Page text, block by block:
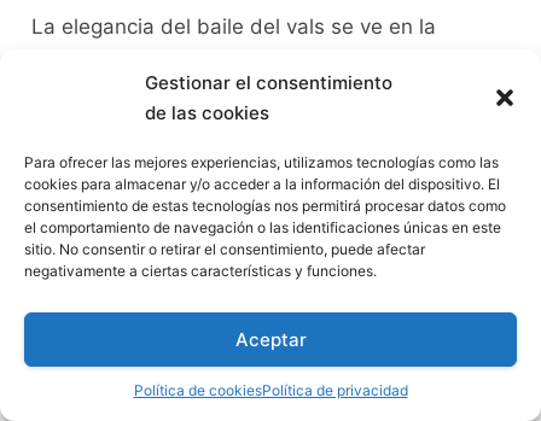
Gestionar el consentimiento
de las cookies
Para ofrecer las mejores experiencias, utilizamos tecnologías como las
cookies para almacenar y/o acceder a la información del dispositivo. El
consentimiento de estas tecnologías nos permitirá procesar datos como
el comportamiento de navegación o las identificaciones únicas en este
sitio. No consentir o retirar el consentimiento, puede afectar
negativamente a ciertas características y funciones.
Aceptar
Política de cookiesPolítica de privacidad
La ⁤elegancia del baile del⁣ vals se ve en⁢ la⁣
una postura erguida y ​alineada durante toda la
coreografía. La ⁣pareja se desplaza de manera
suave y sin esfuerzo, realizando movimientos
amplios y coordinados. La gracia, ⁤por otro lado,
se refleja en los​ gestos delicados y fluídos de los
bailarines, quienes demuestran un dominio
de dirección y movimientos.
Entre los elementos clave de la elegancia y